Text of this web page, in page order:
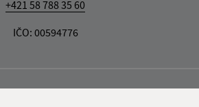
+421 58 788 35 60
IČO: 00594776